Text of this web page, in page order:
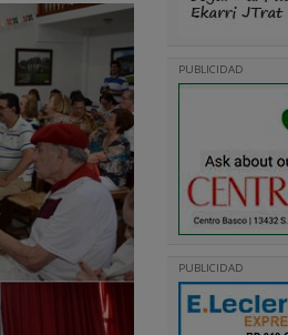
PUBLICIDAD
PUBLICIDAD